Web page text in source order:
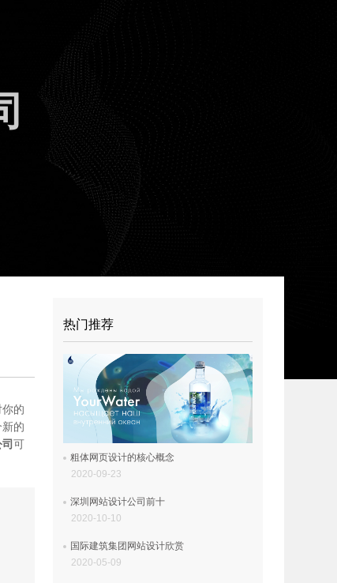
的
的
司可
热门推荐
粗体网页设计的核心概念
2020-09-23
深圳网站设计公司前十
2020-10-10
国际建筑集团网站设计欣赏
2020-05-09